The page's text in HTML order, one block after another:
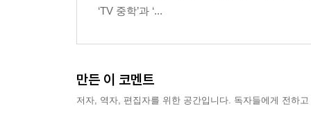
‘TV 중학’과 ‘...
만든 이 코멘트
저자, 역자, 편집자를 위한 공간입니다. 독자들에게 전하